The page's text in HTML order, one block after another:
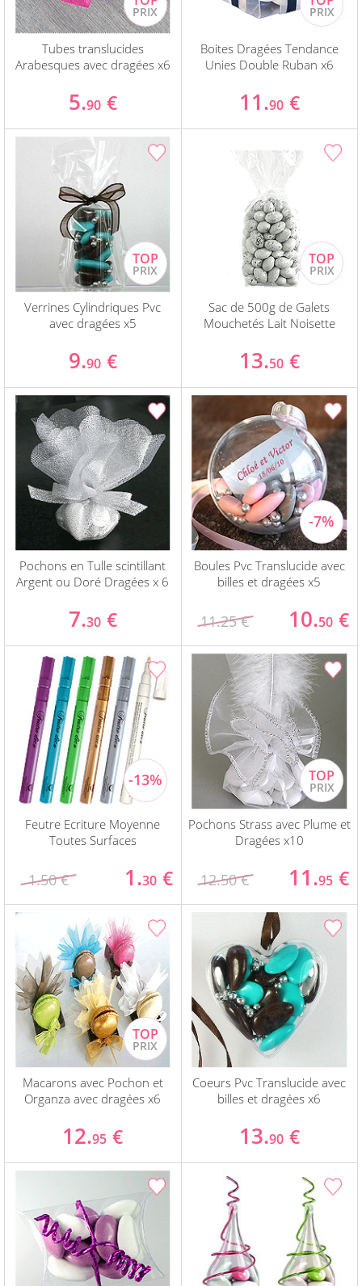
Tubes translucides
Arabesques avec dragées x6
5.90 €
Boites Dragées Tendance
Unies Double Ruban x6
11.90 €
Verrines Cylindriques Pvc
avec dragées x5
9.90 €
Sac de 500g de Galets
Mouchetés Lait Noisette
13.50 €
Pochons en Tulle scintillant
Argent ou Doré Dragées x 6
7.30 €
Boules Pvc Translucide avec
billes et dragées x5
11.25 € 10.50 €
Feutre Ecriture Moyenne
Toutes Surfaces
1.50 € 1.30 €
Pochons Strass avec Plume et
Dragées x10
12.50 € 11.95 €
Macarons avec Pochon et
Organza avec dragées x6
12.95 €
Coeurs Pvc Translucide avec
billes et dragées x6
13.90 €